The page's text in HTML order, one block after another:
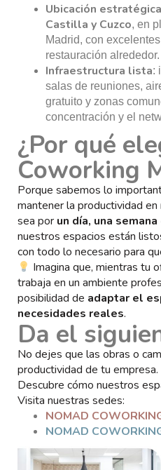
Ubicación estratégica
Castilla y Cuzco, en
Madrid, con
restauración alrededor.
Infraestructura lista:
salas de reuniones,
gratuito y zonas
concentración y el
¿Por qué
Coworking
Porque sabemos lo
mantener la productividad
sea por un día, una
nuestros espacios están
con todo lo necesario para
Imagina que, mientras tu
trabaja en un ambiente
posibilidad de adaptar el
necesidades reales.
Da el
No dejes que las obras o
productividad de tu empresa.
Descubre cómo nuestros
Visita nuestras sedes:
NOMAD
NOMAD